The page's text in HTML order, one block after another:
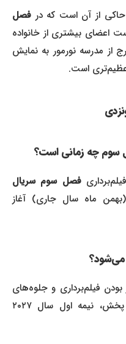
از آن است که در فصل
بیشتری از خانواده
مدرسه نورمور به نمایش
است.
چه زمانی است؟
فصل سوم سریال
۲۰۲۶ (بهمن ماه سال جاری) آغاز
فیلم‌برداری و جلوه‌های
ویژه، خوش‌بینانه‌ترین حالت برای پخش، نیمه اول سال ۲۰۲۷